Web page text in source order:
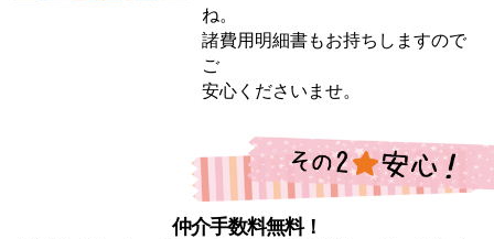
ね。
諸費用明細書もお持ちしますので
ご
安心くださいませ。
仲介手数料無料！